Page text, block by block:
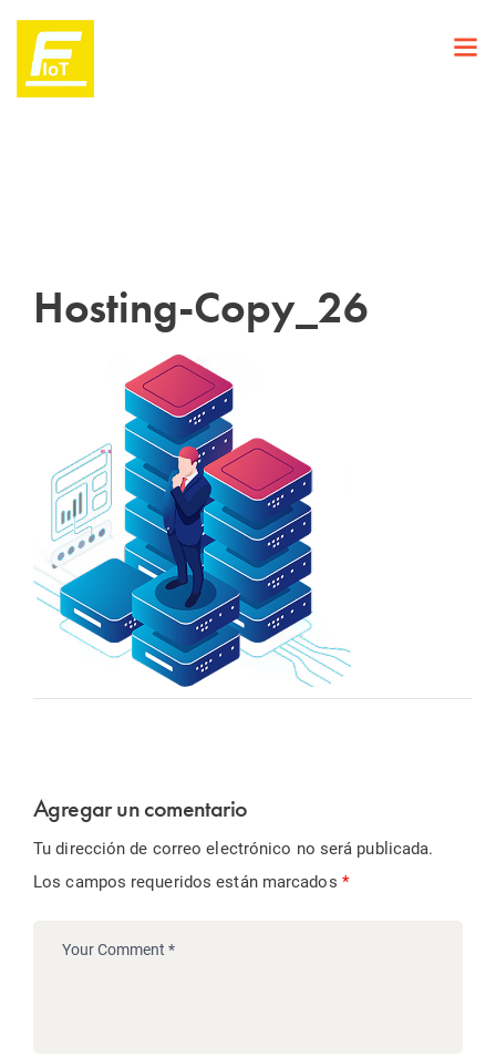
Hosting-Copy_26
Agregar un comentario
Tu dirección de correo electrónico no será publicada.
Los campos requeridos están marcados *